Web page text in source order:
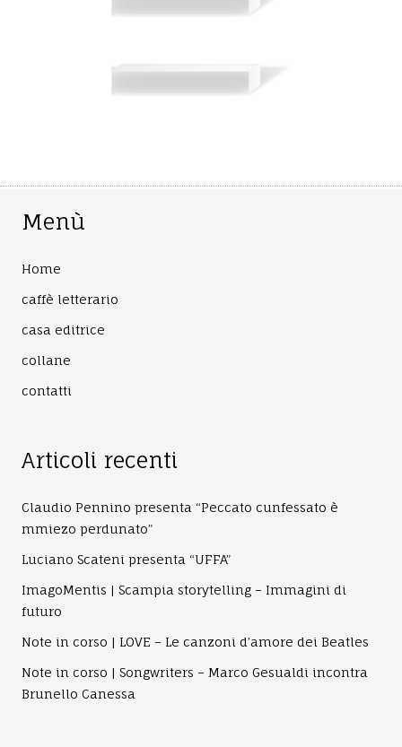
Menù
Home
caffè letterario
casa editrice
collane
contatti
Articoli recenti
Claudio Pennino presenta “Peccato cunfessato è
mmiezo perdunato”
Luciano Scateni presenta “UFFA”
ImagoMentis | Scampia storytelling – Immagini di
futuro
Note in corso | LOVE – Le canzoni d’amore dei Beatles
Note in corso | Songwriters – Marco Gesualdi incontra
Brunello Canessa